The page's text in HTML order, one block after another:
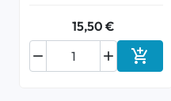
15,50 €

 